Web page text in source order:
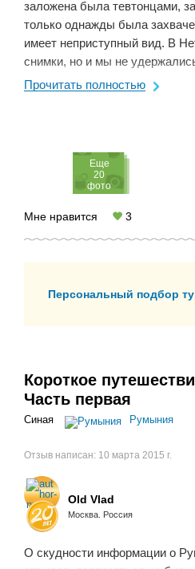
заложена была тевтонцами,
только однажды была
имеет неприступный вид. В
снимки, но и мы не
С самой высокой точки
Прочитать полностью
Eще
20
фото
Мне нравится 3
Персональный подбор
Короткое
Часть первая
Синая Румыния
Отзыв написан: 10 марта 2015 г.
Old Vlad
Москва. Россия
О скудности информации о